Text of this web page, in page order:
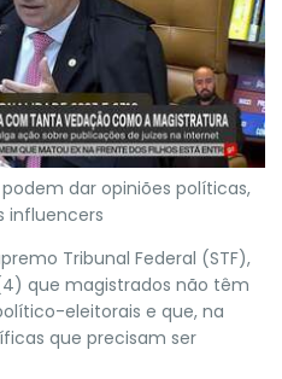
dar opiniões políticas,
influencers
Tribunal Federal (STF),
que magistrados não têm
eleitorais e que, na
que precisam ser